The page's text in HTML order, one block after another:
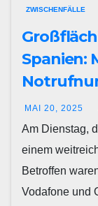
ZWISCHENFÄLLE
Spanien:
MAI 20, 2025
Am Dienstag,
einem
Betroffen
Vodafone und